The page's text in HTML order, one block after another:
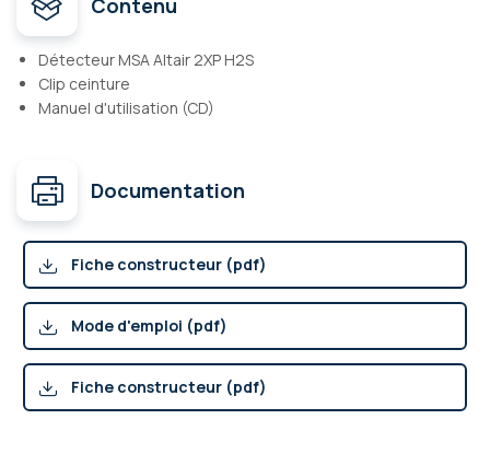
Contenu
Détecteur MSA Altair 2XP H2S
Clip ceinture
Manuel d'utilisation (CD)
Documentation
Fiche constructeur (pdf)
Mode d'emploi (pdf)
Fiche constructeur (pdf)